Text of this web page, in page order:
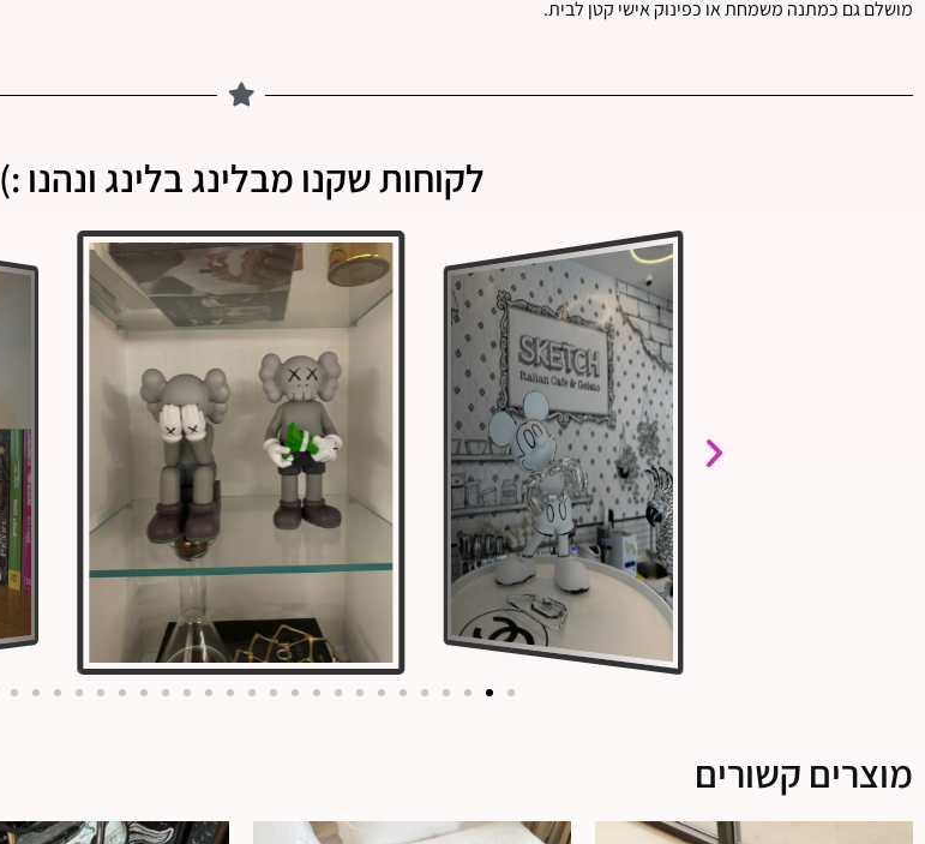
מושלם גם כמתנה משמחת או כפינוק אישי קטן לבית.
לקוחות שקנו מבלינג בלינג ונהנו :)
מוצרים קשורים